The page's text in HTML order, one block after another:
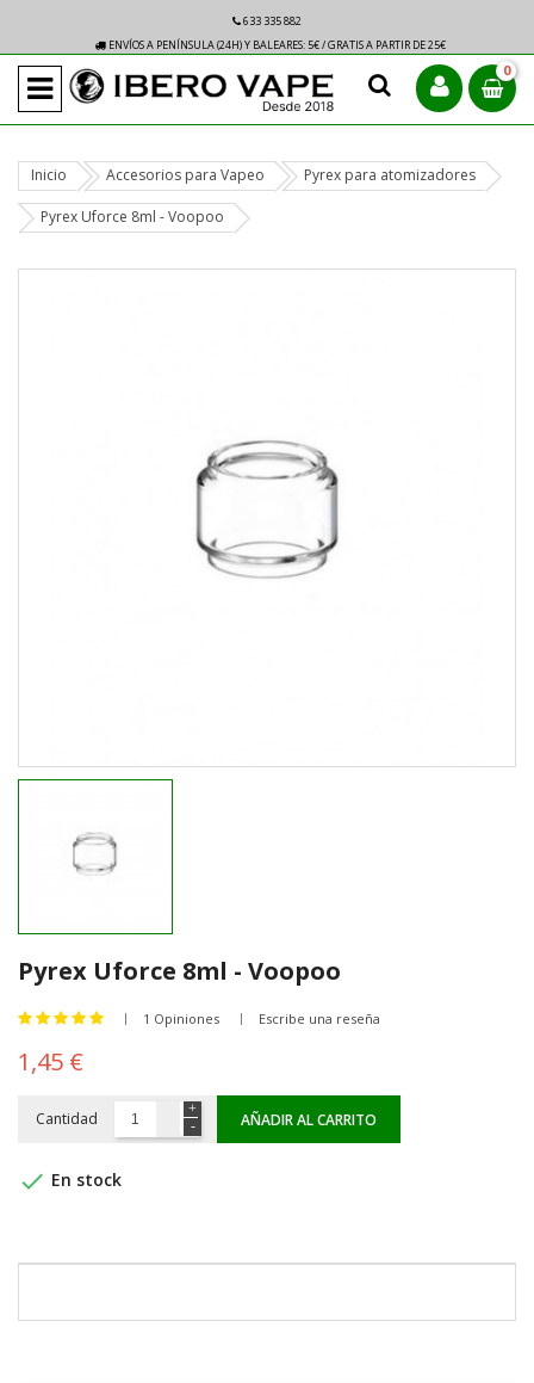
633 335 882
ENVÍOS A PENÍNSULA (24H) Y BALEARES: 5€ / GRATIS A PARTIR DE 25€
0
Inicio Accesorios para Vapeo Pyrex para atomizadores
Pyrex Uforce 8ml - Voopoo
Pyrex Uforce 8ml - Voopoo
1 Opiniones Escribe una reseña
1,45 €
Cantidad AÑADIR AL CARRITO
 En stock